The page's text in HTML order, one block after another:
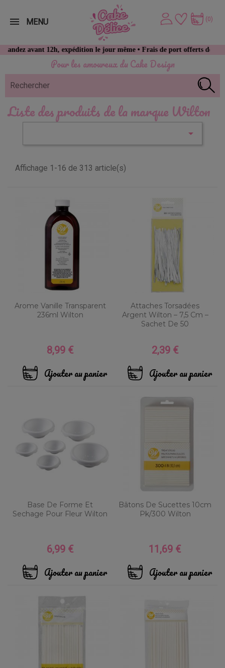
Pour les amoureux du Cake Design
avant 12h, expédition le jour même • Frais de port offerts dès 49 €
(0)
MENU
Liste des produits de la marque Wilton

Affichage 1-16 de 313 article(s)
Arome Vanille Transparent
236ml Wilton
Prix
8,99 €
Ajouter au panier
Attaches Torsadées
Argent Wilton – 7,5 Cm –
Sachet De 50
Prix
2,39 €
Ajouter au panier
Base De Forme Et
Sechage Pour Fleur Wilton
Prix
6,99 €
Ajouter au panier
Bâtons De Sucettes 10cm
Pk/300 Wilton
Prix
11,69 €
Ajouter au panier